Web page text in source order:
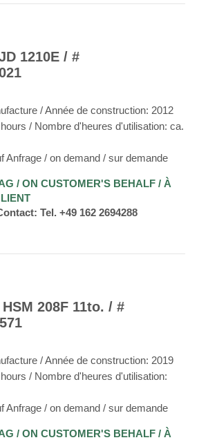
1210E / #
/ Année de construction: 2012
/ Nombre d'heures d'utilisation: ca.
Anfrage / on demand / sur demande
/ ON CUSTOMER'S BEHALF / À
Tel. +49 162 2694288
208F 11to. / #
/ Année de construction: 2019
/ Nombre d'heures d'utilisation:
Anfrage / on demand / sur demande
/ ON CUSTOMER'S BEHALF / À